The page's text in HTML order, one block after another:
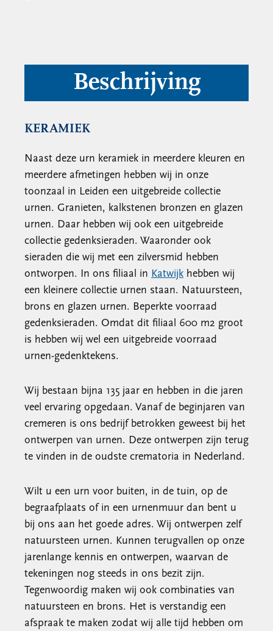
Beschrijving
KERAMIEK
Naast deze urn keramiek in meerdere kleuren en
meerdere afmetingen hebben wij in onze
toonzaal in Leiden een uitgebreide collectie
urnen. Granieten, kalkstenen bronzen en glazen
urnen. Daar hebben wij ook een uitgebreide
collectie gedenksieraden. Waaronder ook
sieraden die wij met een zilversmid hebben
ontworpen. In ons filiaal in Katwijk hebben wij
een kleinere collectie urnen staan. Natuursteen,
brons en glazen urnen. Beperkte voorraad
gedenksieraden. Omdat dit filiaal 600 m2 groot
is hebben wij wel een uitgebreide voorraad
urnen-gedenktekens.
Wij bestaan bijna 135 jaar en hebben in die jaren
veel ervaring opgedaan. Vanaf de beginjaren van
cremeren is ons bedrijf betrokken geweest bij het
ontwerpen van urnen. Deze ontwerpen zijn terug
te vinden in de oudste crematoria in Nederland.
Wilt u een urn voor buiten, in de tuin, op de
begraafplaats of in een urnenmuur dan bent u
bij ons aan het goede adres. Wij ontwerpen zelf
natuursteen urnen. Kunnen terugvallen op onze
jarenlange kennis en ontwerpen, waarvan de
tekeningen nog steeds in ons bezit zijn.
Tegenwoordig maken wij ook combinaties van
natuursteen en brons. Het is verstandig een
afspraak te maken zodat wij alle tijd hebben om